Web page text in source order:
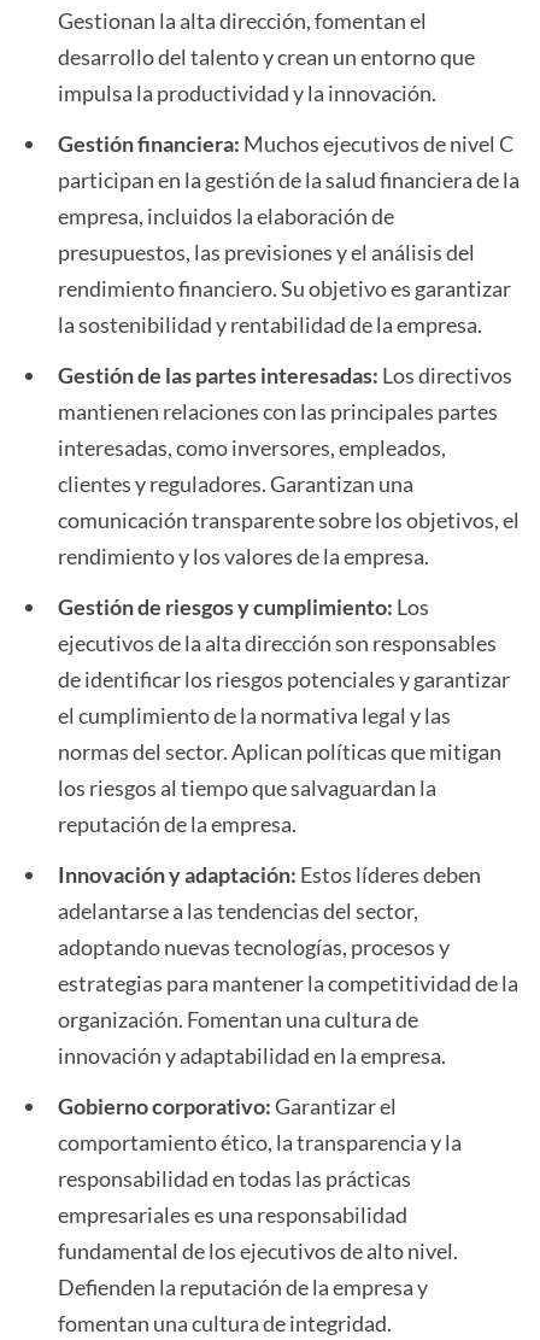
Gestionan la alta dirección, fomentan el
desarrollo del talento y crean un entorno que
impulsa la productividad y la innovación.
Gestión financiera: Muchos ejecutivos de nivel C
participan en la gestión de la salud financiera de la
empresa, incluidos la elaboración de
presupuestos, las previsiones y el análisis del
rendimiento financiero. Su objetivo es garantizar
la sostenibilidad y rentabilidad de la empresa.
Gestión de las partes interesadas: Los directivos
mantienen relaciones con las principales partes
interesadas, como inversores, empleados,
clientes y reguladores. Garantizan una
comunicación transparente sobre los objetivos, el
rendimiento y los valores de la empresa.
Gestión de riesgos y cumplimiento: Los
ejecutivos de la alta dirección son responsables
de identificar los riesgos potenciales y garantizar
el cumplimiento de la normativa legal y las
normas del sector. Aplican políticas que mitigan
los riesgos al tiempo que salvaguardan la
reputación de la empresa.
Innovación y adaptación: Estos líderes deben
adelantarse a las tendencias del sector,
adoptando nuevas tecnologías, procesos y
estrategias para mantener la competitividad de la
organización. Fomentan una cultura de
innovación y adaptabilidad en la empresa.
Gobierno corporativo:Garantizar el
comportamiento ético, la transparencia y la
responsabilidad en todas las prácticas
empresariales es una responsabilidad
fundamental de los ejecutivos de alto nivel.
Defienden la reputación de la empresa y
fomentan una cultura de integridad.